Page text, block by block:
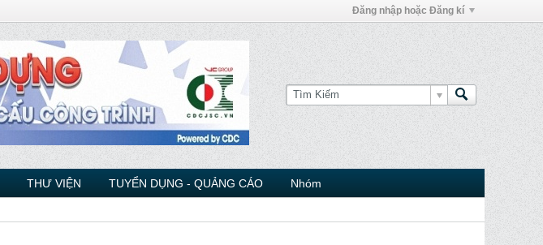
Đăng nhập hoặc Đăng kí
THƯ VIỆN TUYỂN DỤNG - QUẢNG CÁO Nhóm